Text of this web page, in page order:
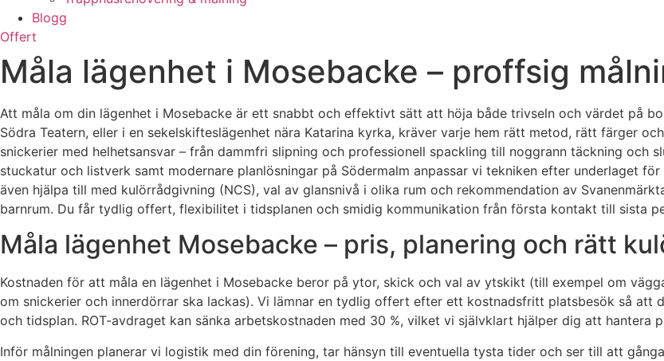
Blogg
Offert
Måla lägenhet i Mosebacke – proffsig
Att måla om din lägenhet i Mosebacke är ett snabbt och effektivt sätt att höja både trivseln och värdet på
Södra Teatern, eller i en sekelskifteslägenhet nära Katarina kyrka, kräver varje hem rätt metod, rätt färger
snickerier med helhetsansvar – från dammfri slipning och professionell spackling till noggrann täckning och
stuckatur och listverk samt modernare planlösningar på Södermalm anpassar vi tekniken efter underlaget
även hjälpa till med kulörrådgivning (NCS), val av glansnivå i olika rum och rekommendation av
barnrum. Du får tydlig offert, flexibilitet i tidsplanen och smidig kommunikation från första kontakt till sista
Måla lägenhet Mosebacke – pris, planering och rätt
Kostnaden för att måla en lägenhet i Mosebacke beror på ytor, skick och val av ytskikt (till exempel om
om snickerier och innerdörrar ska lackas). Vi lämnar en tydlig offert efter ett kostnadsfritt platsbesök så att
och tidsplan. ROT-avdraget kan sänka arbetskostnaden med 30 %, vilket vi självklart hjälper dig att hantera
Inför målningen planerar vi logistik med din förening, tar hänsyn till eventuella tysta tider och ser till att